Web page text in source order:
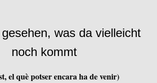
was da vielleicht
noch kommt
el què potser encara ha de venir)